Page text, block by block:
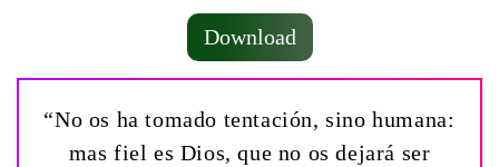
Download
“No os ha tomado tentación, sino humana:
mas fiel es Dios, que no os dejará ser